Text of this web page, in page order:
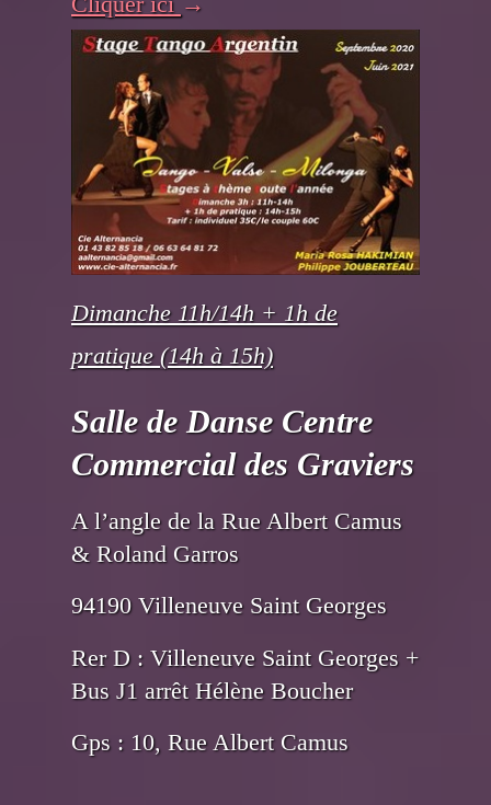
Dimanche 11h/14h + 1h de
pratique (14h à 15h)
Salle de Danse Centre
Commercial des Graviers
A l’angle de la Rue Albert Camus
& Roland Garros
94190 Villeneuve Saint Georges
Rer D : Villeneuve Saint Georges +
Bus J1 arrêt Hélène Boucher
Gps : 10, Rue Albert Camus